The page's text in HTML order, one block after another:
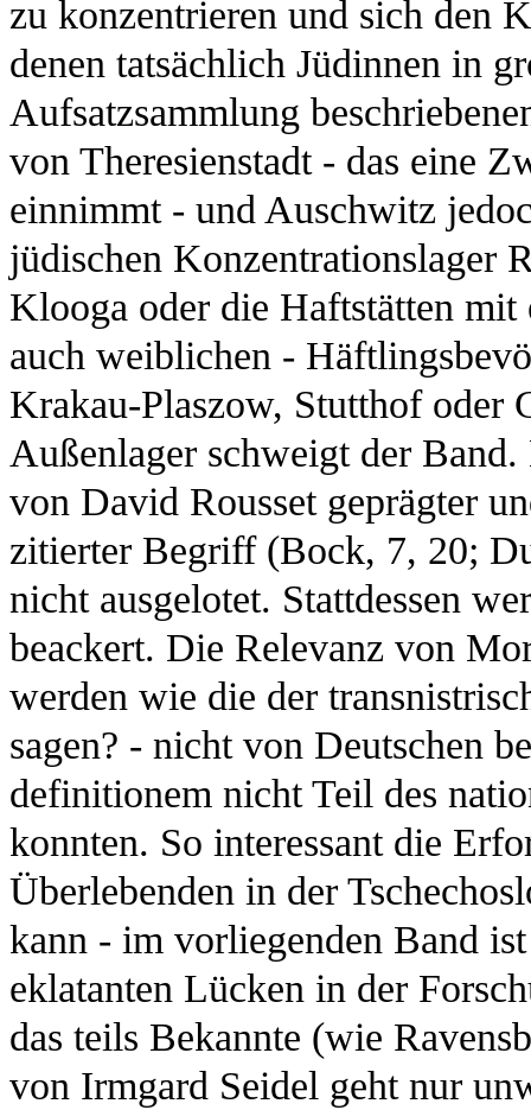
zu konzentrieren und sich den
denen tatsächlich Jüdinnen in
Aufsatzsammlung
von Theresienstadt - das eine
einnimmt - und Auschwitz
jüdischen Konzentrationslager
Klooga oder die Haftstätten
auch weiblichen -
Krakau-Plaszow, Stutthof oder
Außenlager schweigt der
von David Rousset geprägter
zitierter Begriff (Bock, 7, 20;
nicht ausgelotet. Stattdessen
beackert. Die Relevanz von
werden wie die der
sagen? - nicht von Deutschen
definitionem nicht Teil des
konnten. So interessant die
Überlebenden in der
kann - im vorliegenden Band
eklatanten Lücken in der
das teils Bekannte (wie
von Irmgard Seidel geht nur